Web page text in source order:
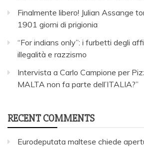
Finalmente libero! Julian Assange
1901 giorni di prigionia
“For indians only”: i furbetti degli
illegalità e razzismo
Intervista a Carlo Campione per
MALTA non fa parte dell’ITALIA?”
RECENT COMMENTS
Eurodeputata maltese chiede